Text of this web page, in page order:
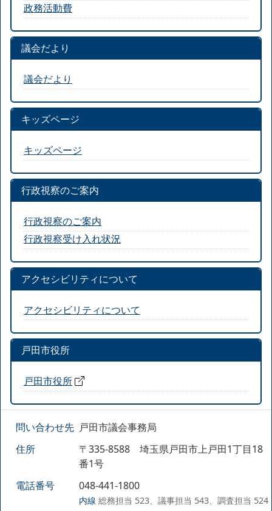
政務活動費
議会だより
議会だより
キッズページ
キッズページ
行政視察のご案内
行政視察のご案内
行政視察受け入れ状況
アクセシビリティについて
アクセシビリティについて
戸田市役所
戸田市役所
問い合わせ先 戸田市議会事務局
住所
〒335-8588 埼玉県戸田市上戸田1丁目18
番1号
電話番号
048-441-1800
内線 総務担当 523、議事担当 543、調査担当 524